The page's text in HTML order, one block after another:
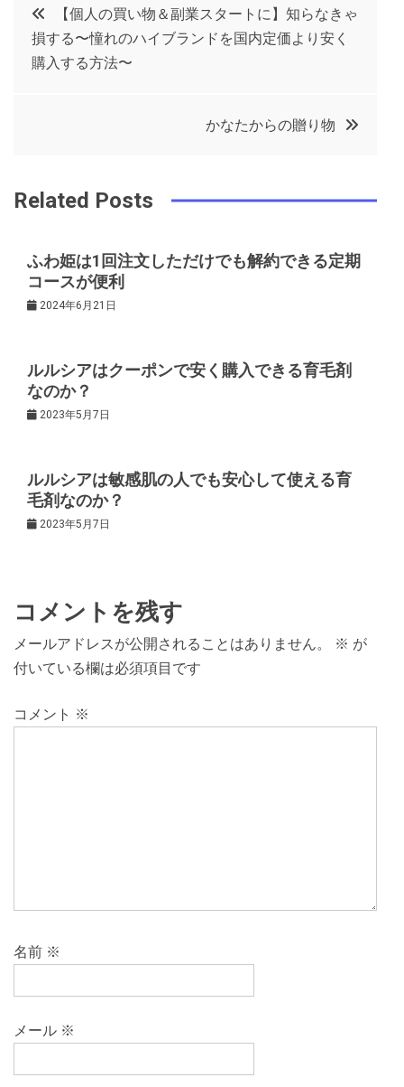
b
t
e
e
r
e
投
稿
ゲ
ー
シ
ン
【個人の買い物＆副業スタートに】知らなきゃ
損する〜憧れのハイブランドを国内定価より安く
購入する方法〜
かなたからの贈り物
Related Posts
ふわ姫は1回注文しただけでも解約できる定期
コースが便利
2024年6月21日
ルルシアはクーポンで安く購入できる育毛剤
なのか？
2023年5月7日
ルルシアは敏感肌の人でも安心して使える育
毛剤なのか？
2023年5月7日
コメントを残す
メールアドレスが公開されることはありません。 ※ が
付いている欄は必須項目です
コメント ※
名前 ※
メール ※